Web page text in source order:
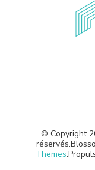
© Copyright
réservés.
Themes